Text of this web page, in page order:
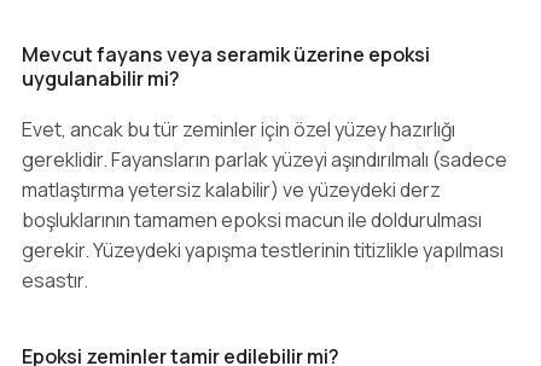
Mevcut fayans veya seramik üzerine epoksi
uygulanabilir mi?
Evet, ancak bu tür zeminler için özel yüzey hazırlığı
gereklidir. Fayansların parlak yüzeyi aşındırılmalı (sadece
matlaştırma yetersiz kalabilir) ve yüzeydeki derz
boşluklarının tamamen epoksi macun ile doldurulması
gerekir. Yüzeydeki yapışma testlerinin titizlikle yapılması
esastır.
Epoksi zeminler tamir edilebilir mi?